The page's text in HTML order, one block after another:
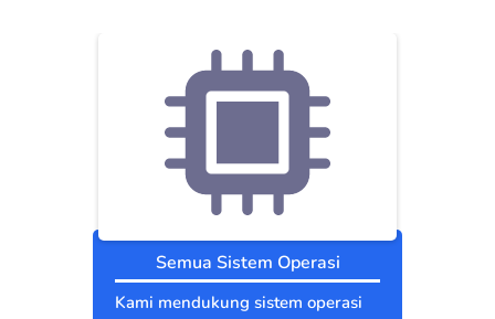
Semua Sistem Operasi
Kami mendukung sistem operasi